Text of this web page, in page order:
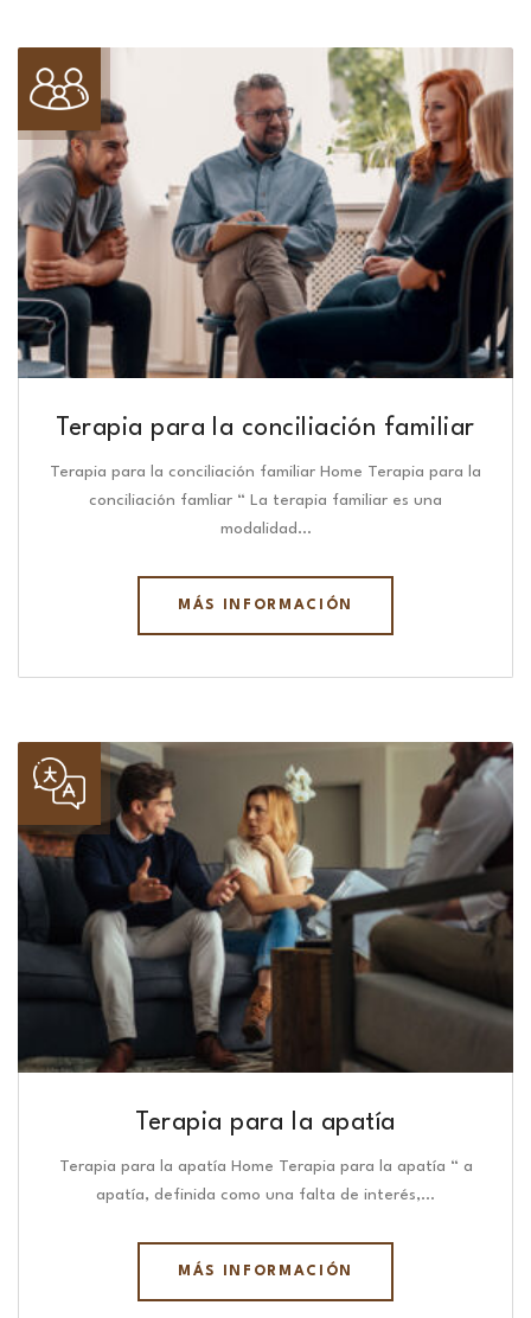
Terapia para la conciliación familiar
Terapia para la conciliación familiar Home Terapia para la
conciliación famliar “ La terapia familiar es una
modalidad…
MÁS INFORMACIÓN
Terapia para la apatía
Terapia para la apatía Home Terapia para la apatía “ a
apatía, definida como una falta de interés,…
MÁS INFORMACIÓN